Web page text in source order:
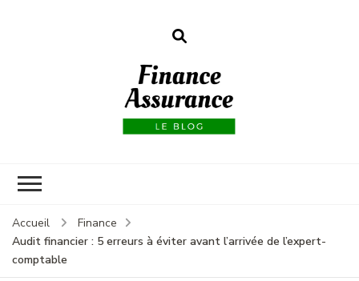
Accueil
Finance
Audit financier : 5 erreurs à éviter avant l’arrivée de l’expert-
comptable